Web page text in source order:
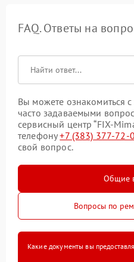
FAQ. Ответы на
Вы можете ознакомиться
часто задаваемыми
сервисный центр “FIX-
телефону+7 (383) 377-72-
свой вопрос.
Общие
Вопросы по
Какие документы вы